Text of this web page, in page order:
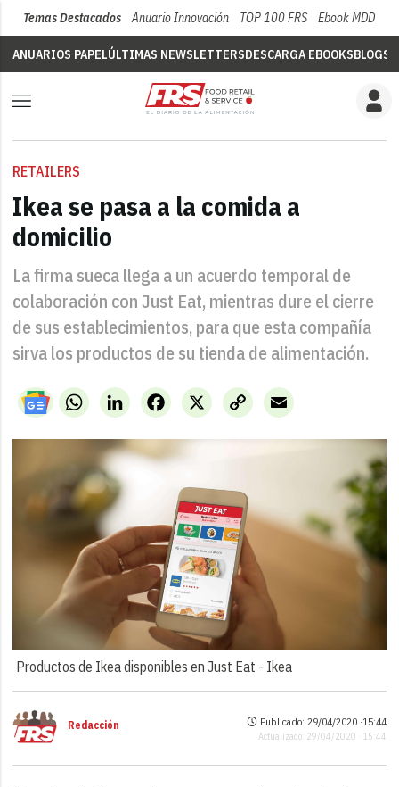
Temas Destacados Anuario Innovación TOP 100 FRS Ebook MDD
ANUARIOS PAPELÚLTIMAS NEWSLETTERSDESCARGA EBOOKSBLOGS
RETAILERS
Ikea se pasa a la comida a
domicilio
La firma sueca llega a un acuerdo temporal de
colaboración con Just Eat, mientras dure el cierre
de sus establecimientos, para que esta compañía
sirva los productos de su tienda de alimentación.
WhatsAppLinkedIn X
Facebook
Copy
Link
Email
Productos de Ikea disponibles en Just Eat - Ikea
Redacción Publicado: 29/04/2020 ·15:44
Actualizado: 29/04/2020 · 15:44